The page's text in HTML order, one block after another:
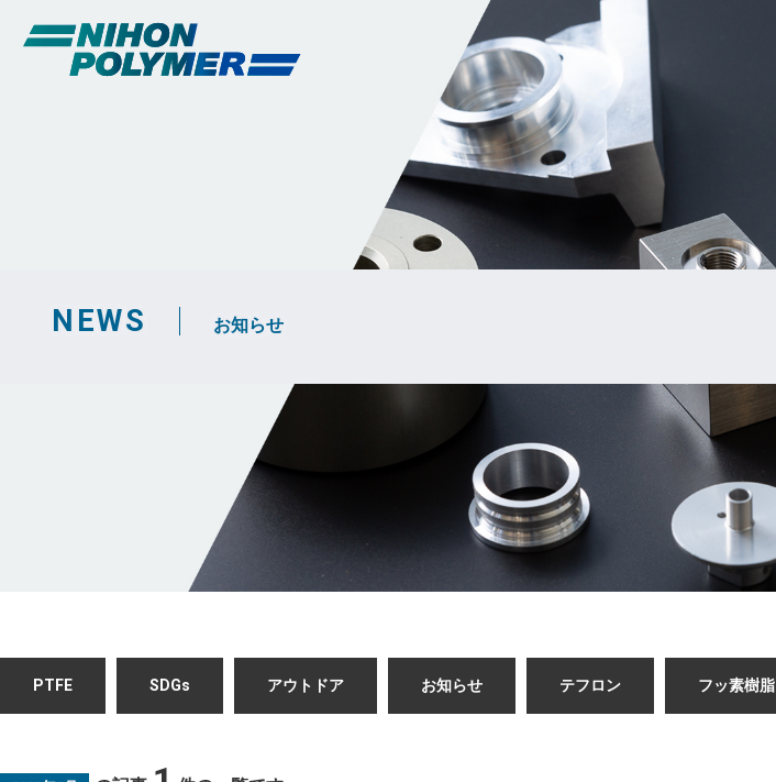
NEWS お知らせ
PTFE SDGs アウトドア お知らせ テフロン フッ素樹脂